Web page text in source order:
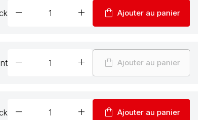
remove add shopping_bag Ajouter au panier
remove add shopping_bag Ajouter au panier
remove add shopping_bag Ajouter au panier